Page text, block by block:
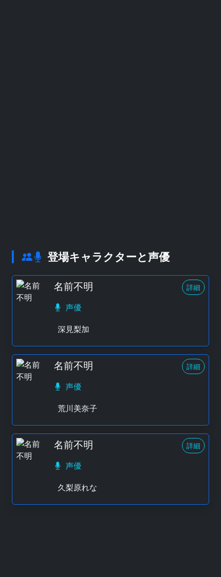
登場キャラクターと声優
名前不明 詳細
声優
深見梨加
名前不明 詳細
声優
荒川美奈子
名前不明 詳細
声優
久梨原れな